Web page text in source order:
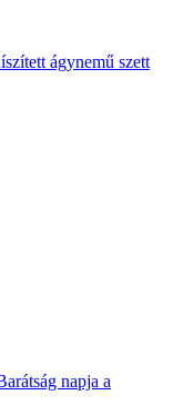
ágynemű szett
napja a